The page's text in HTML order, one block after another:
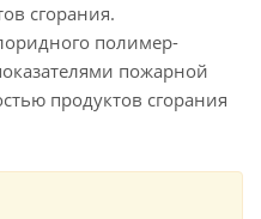
сгорания.
полимер-
пожарной
продуктов сгорания